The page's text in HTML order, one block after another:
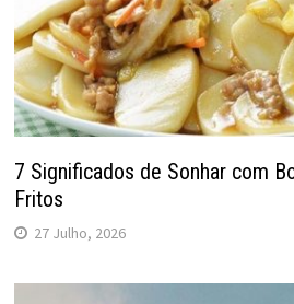
7 Significados de Sonhar com
Fritos
27 Julho, 2026